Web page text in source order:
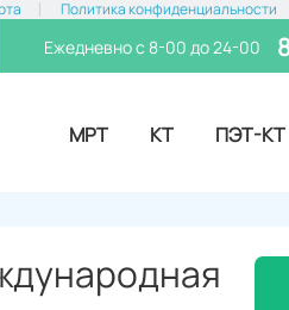
Политика конфиденциальности
Ежедневно с 8-00 до 24-00
МРТ КТ ПЭТ-КТ